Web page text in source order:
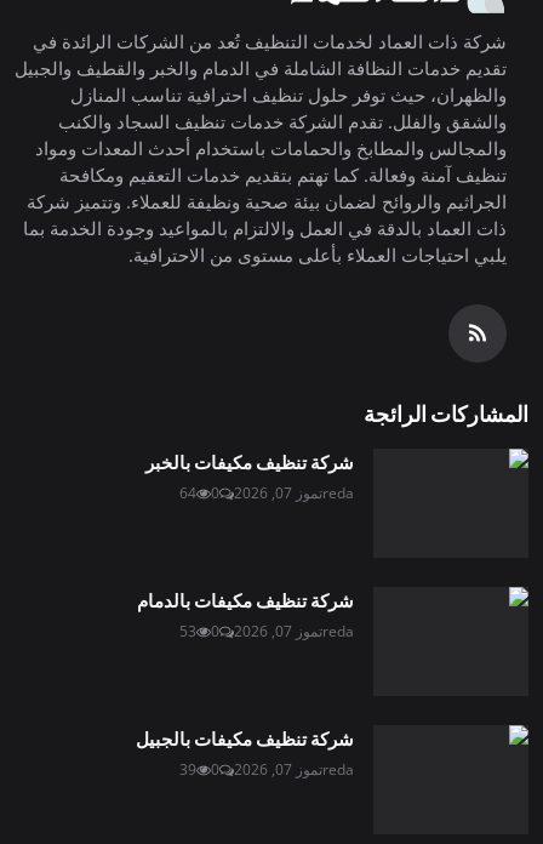
شركة ذات العماد لخدمات التنظيف تُعد من الشركات الرائدة في
تقديم خدمات النظافة الشاملة في الدمام والخبر والقطيف والجبيل
والظهران، حيث توفر حلول تنظيف احترافية تناسب المنازل
والشقق والفلل. تقدم الشركة خدمات تنظيف السجاد والكنب
والمجالس والمطابخ والحمامات باستخدام أحدث المعدات ومواد
تنظيف آمنة وفعالة. كما تهتم بتقديم خدمات التعقيم ومكافحة
الجراثيم والروائح لضمان بيئة صحية ونظيفة للعملاء. وتتميز شركة
ذات العماد بالدقة في العمل والالتزام بالمواعيد وجودة الخدمة بما
يلبي احتياجات العملاء بأعلى مستوى من الاحترافية.
المشاركات الرائجة
شركة تنظيف مكيفات بالخبر
redaتموز 07, 2026 0
64
شركة تنظيف مكيفات بالدمام
redaتموز 07, 2026 0
53
شركة تنظيف مكيفات بالجبيل
redaتموز 07, 2026 0
39